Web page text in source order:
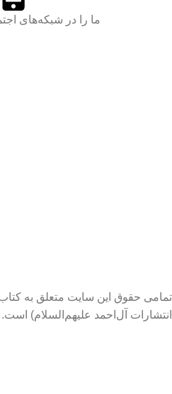
ما را در شبکه‌های
تمامی حقوق این سایت متعلق به
انتشارات آل‌احمد علیهم‌السلام) است.